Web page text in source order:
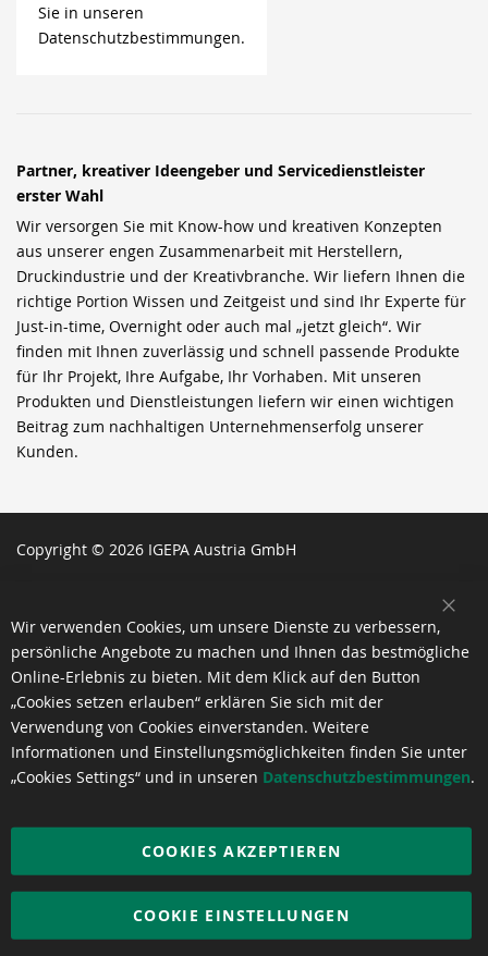
Sie in unseren
Datenschutzbestimmungen.
Partner, kreativer Ideengeber und Servicedienstleister
erster Wahl
Wir versorgen Sie mit Know-how und kreativen Konzepten
aus unserer engen Zusammenarbeit mit Herstellern,
Druckindustrie und der Kreativbranche. Wir liefern Ihnen die
richtige Portion Wissen und Zeitgeist und sind Ihr Experte für
Just-in-time, Overnight oder auch mal „jetzt gleich“. Wir
finden mit Ihnen zuverlässig und schnell passende Produkte
für Ihr Projekt, Ihre Aufgabe, Ihr Vorhaben. Mit unseren
Produkten und Dienstleistungen liefern wir einen wichtigen
Beitrag zum nachhaltigen Unternehmenserfolg unserer
Kunden.
Copyright © 2026 IGEPA Austria GmbH
Wir verwenden Cookies, um unsere Dienste zu verbessern,
persönliche Angebote zu machen und Ihnen das bestmögliche
Online-Erlebnis zu bieten. Mit dem Klick auf den Button
„Cookies setzen erlauben“ erklären Sie sich mit der
Verwendung von Cookies einverstanden. Weitere
Informationen und Einstellungsmöglichkeiten finden Sie unter
„Cookies Settings“ und in unseren Datenschutzbestimmungen.
COOKIES AKZEPTIEREN
COOKIE EINSTELLUNGEN